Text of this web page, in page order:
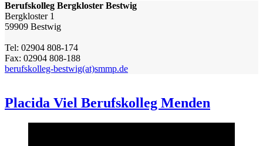
Berufskolleg Bergkloster Bestwig
Bergkloster 1
59909 Bestwig
Tel: 02904 808-174
Fax: 02904 808-188
berufskolleg-bestwig(at)smmp.de
Placida Viel Berufskolleg Menden